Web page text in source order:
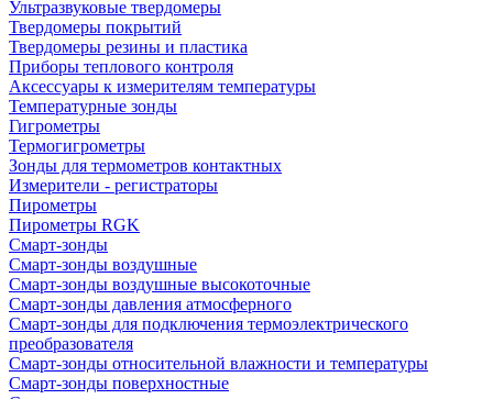
Ультразвуковые твердомеры
Твердомеры покрытий
Твердомеры резины и пластика
Приборы теплового контроля
Аксессуары к измерителям температуры
Температурные зонды
Гигрометры
Термогигрометры
Зонды для термометров контактных
Измерители - регистраторы
Пирометры
Пирометры RGK
Смарт-зонды
Смарт-зонды воздушные
Смарт-зонды воздушные высокоточные
Смарт-зонды давления атмосферного
Смарт-зонды для подключения термоэлектрического
преобразователя
Смарт-зонды относительной влажности и температуры
Смарт-зонды поверхностные